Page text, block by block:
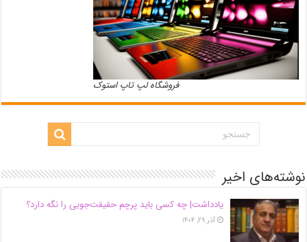
فروشگاه لپ تاپ استوک
نوشته‌های اخیر
یادداشت| ‌چه کسی باید پرچم حقیقت‌جویی را نگه دارد؟
آذر ۲۹, ۱۴۰۴